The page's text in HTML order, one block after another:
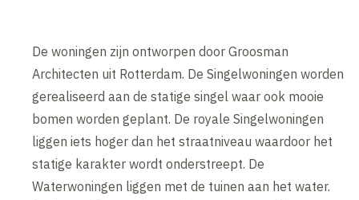
De woningen zijn ontworpen door Groosman
Architecten uit Rotterdam. De Singelwoningen worden
gerealiseerd aan de statige singel waar ook mooie
bomen worden geplant. De royale Singelwoningen
liggen iets hoger dan het straatniveau waardoor het
statige karakter wordt onderstreept. De
Waterwoningen liggen met de tuinen aan het water.